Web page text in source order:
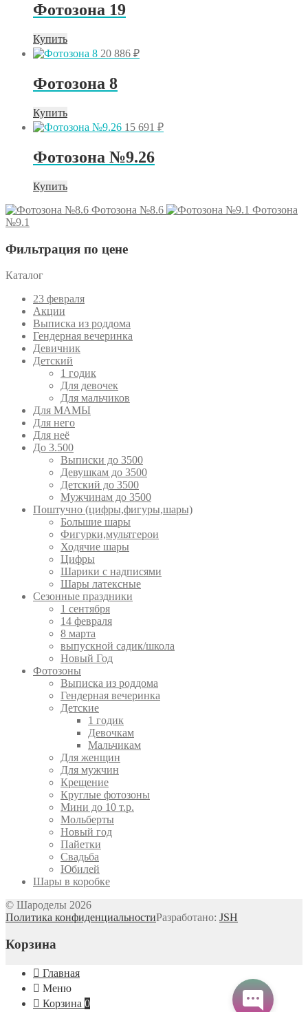
Фотозона 19
Купить
20 886 ₽
Фотозона 8
Купить
15 691 ₽
Фотозона №9.26
Купить
Фотозона №8.6
Фотозона
№9.1
Фильтрация по цене
Каталог
23 февраля
Акции
Выписка из роддома
Гендерная вечеринка
Девичник
Детский
1 годик
Для девочек
Для мальчиков
Для МАМЫ
Для него
Для неё
До 3.500
Выписки до 3500
Девушкам до 3500
Детский до 3500
Мужчинам до 3500
Поштучно (цифры,фигуры,шары)
Большие шары
Фигурки,мультгерои
Ходячие шары
Цифры
Шарики с надписями
Шары латексные
Сезонные праздники
1 сентября
14 февраля
8 марта
выпускной садик/школа
Новый Год
Фотозоны
Выписка из роддома
Гендерная вечеринка
Детские
1 годик
Девочкам
Мальчикам
Для женщин
Для мужчин
Крещение
Круглые фотозоны
Мини до 10 т.р.
Мольберты
Новый год
Пайетки
Свадьба
Юбилей
Шары в коробке
© Шароделы 2026
Политика конфиденциальностиРазработано: JSH
Корзина
Главная
Меню
Корзина 0